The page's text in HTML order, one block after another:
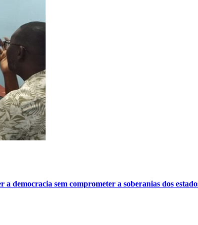
democracia sem comprometer a soberanias dos